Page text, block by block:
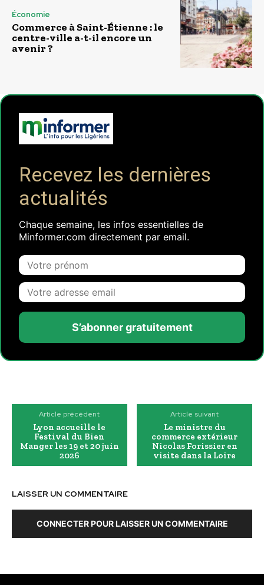
Économie
Commerce à Saint-Étienne : le
centre-ville a-t-il encore un
avenir ?
Recevez les dernières
actualités
Chaque semaine, les infos essentielles de
Minformer.com directement par email.
S’abonner gratuitement
Article précédent
Lyon accueille le
Festival du Bien
Manger les 19 et 20 juin
2026
Article suivant
Le ministre du
commerce extérieur
Nicolas Forissier en
visite dans la Loire
LAISSER UN COMMENTAIRE
CONNECTER POUR LAISSER UN COMMENTAIRE